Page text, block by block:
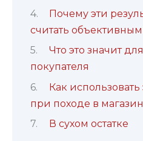
Почему эти
считать
Что это значит
покупателя
Как
при походе в магазин
В сухом остатке